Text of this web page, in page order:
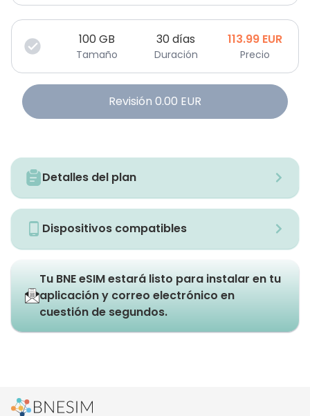
100GB
Tamaño
30 días
Duración
113.99 EUR
Precio
Revisión 0.00 EUR
Detalles del plan
Dispositivos compatibles
Tu BNE eSIM estará listo para instalar en tu
aplicación y correo electrónico en
cuestión de segundos.